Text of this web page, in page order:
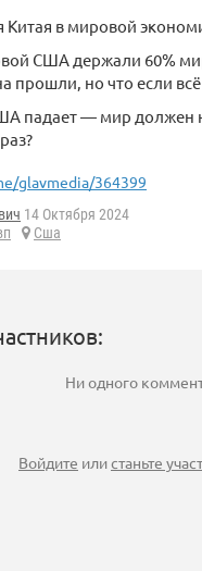
в мировой
США держали 60%
прошли, но что если
падает — мир должен
glavmedia/364399
14 Октября 2024
Сша
Ни одного
Войдите илистаньте